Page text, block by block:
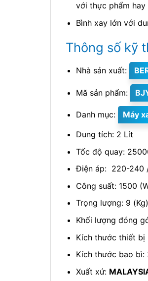
với thực phẩm hay
Bình xay lớn với
Thông số kỹ
Nhà sản xuất:
Mã sản phẩm:
Danh mục:
Máy
Dung tích: 2 Lít
Tốc độ quay:
Điện áp: 220-240
Công suất: 1500
Trọng lượng: 9 (Kg)
Khối lượng đóng
Kích thước thiết
Kích thước bao
Xuất xứ: